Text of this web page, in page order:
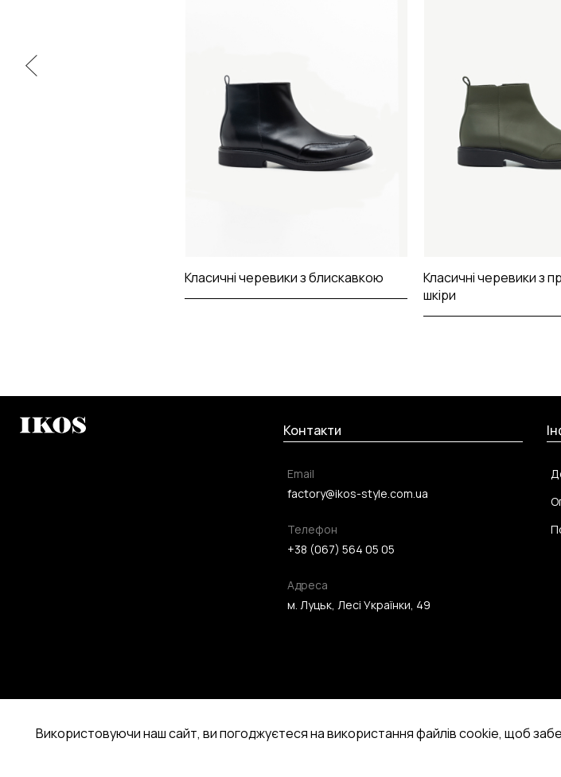
Класичні черевики з блискавкою
Класичні черевики з
шкіри
Контакти
Email
factory@ikos-style.com.ua
Телефон
+38 (067) 564 05 05
Адреса
м. Луцьк, Лесі Українки, 49
Використовуючи наш сайт, ви погоджуєтеся на використання файлів cookie, щоб